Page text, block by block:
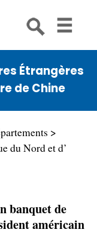
Étrangères
de Chine
du Nord et d’
banquet de
américain